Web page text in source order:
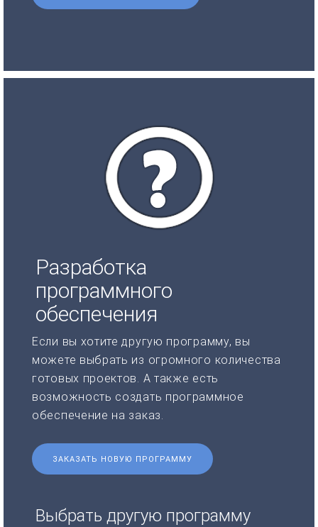
Разработка
программного
обеспечения
Если вы хотите другую программу, вы
можете выбрать из огромного количества
готовых проектов. А также есть
возможность создать программное
обеспечение на заказ.
ЗАКАЗАТЬ НОВУЮ ПРОГРАММУ
Выбрать другую программу